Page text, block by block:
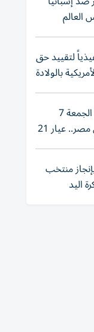
لتقييد حق
بالولادة
أسعار الذهب اليوم الجمعة 7
أغسطس 2026 في مصر.. عيار 21
منتخب
اليد